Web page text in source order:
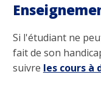
Si l'étudiant ne
fait de son
suivre les cours à